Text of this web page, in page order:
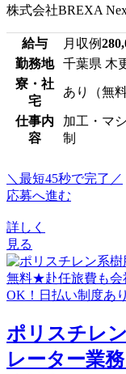
株式会社BREXA
給与 月収例
勤務地
千葉県 木
寮・社
宅
あり（無料
仕事内
容
加工・マ
制
＼最短45秒で完了／
応募へ進む
詳しく
見る
ポリスチレ
レーター業